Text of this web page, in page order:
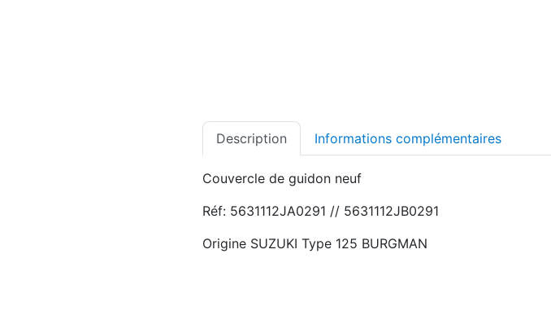
Description Informations complémentaires
Couvercle de guidon neuf
Réf: 5631112JA0291 // 5631112JB0291
Origine SUZUKI Type 125 BURGMAN